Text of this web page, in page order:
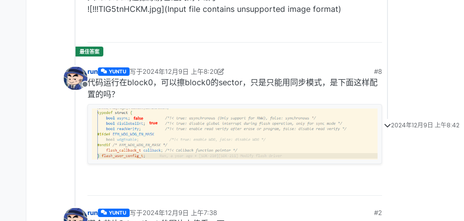
![!!!TIG5tnHCKM.jpg](Input file contains unsupported image format)
离线
run YUNTU 写于2024年12月9日 上午8:20
最后由 run 编辑2024年12月9日 下午5:44
#8
代码运行在block0，可以擦block0的sector，只是只能用同步模式，是下面这样配
置的吗？
run YUNTU 写于2024年12月9日 上午7:38
最后由 编辑
#2
2024年12月9日 上午8:42